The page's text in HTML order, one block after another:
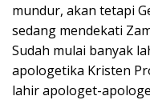
mundur, akan tetapi
sedang mendekati
Sudah mulai banyak
apologetika Kristen
lahir apologet-